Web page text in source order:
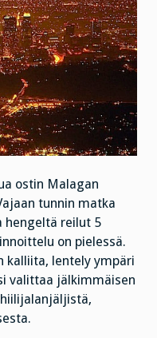
ostin Malagan
tunnin matka
hengeltä reilut 5
on pielessä.
kalliita, lentely ympäri
valittaa jälkimmäisen